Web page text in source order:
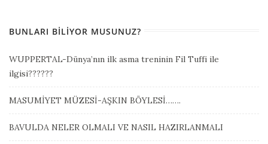
BUNLARI BILIYOR MUSUNUZ?
WUPPERTAL-Dünya’nın ilk asma treninin Fil Tuffi ile
ilgisi??????
MASUMİYET MÜZESİ-AŞKIN BÖYLESİ…….
BAVULDA NELER OLMALI VE NASIL HAZIRLANMALI